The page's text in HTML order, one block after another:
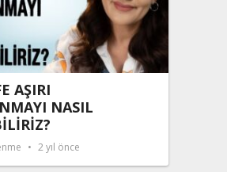
AŞIRI
NASIL
2 yıl önce